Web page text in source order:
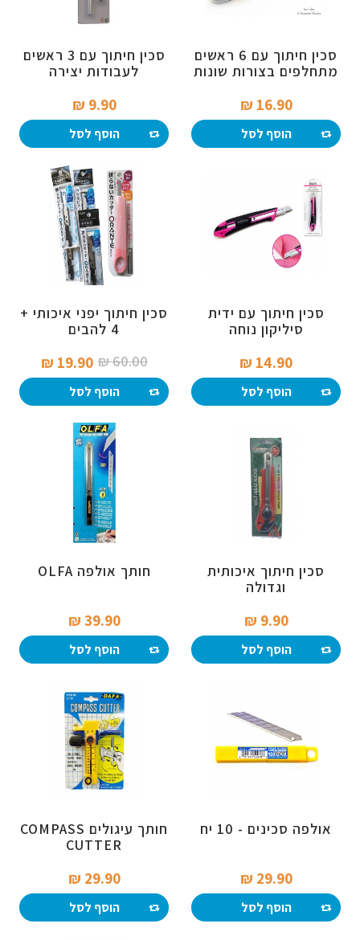
סכין חיתוך עם 6 ראשים
מתחלפים בצורות שונות
16.90 ₪‎
הוסף לסל
סכין חיתוך עם 3 ראשים
לעבודות יצירה
9.90 ₪‎
הוסף לסל
סכין חיתוך עם ידית
סיליקון נוחה
14.90 ₪‎
הוסף לסל
סכין חיתוך יפני איכותי +
4 להבים
60.00 ₪‎
19.90 ₪‎
הוסף לסל
סכין חיתוך איכותית
וגדולה
9.90 ₪‎
הוסף לסל
חותך אולפה OLFA
39.90 ₪‎
הוסף לסל
אולפה סכינים - 10 יח
29.90 ₪‎
הוסף לסל
חותך עיגולים COMPASS
CUTTER
29.90 ₪‎
הוסף לסל